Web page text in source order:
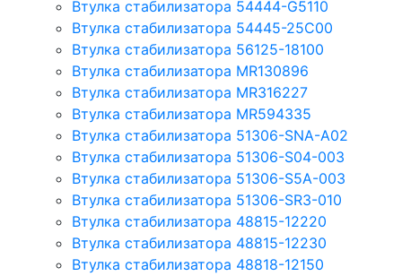
Втулка стабилизатора 54444-G5110
Втулка стабилизатора 54445-25C00
Втулка стабилизатора 56125-18100
Втулка стабилизатора MR130896
Втулка стабилизатора MR316227
Втулка стабилизатора MR594335
Втулка стабилизатора 51306-SNA-A02
Втулка стабилизатора 51306-S04-003
Втулка стабилизатора 51306-S5A-003
Втулка стабилизатора 51306-SR3-010
Втулка стабилизатора 48815-12220
Втулка стабилизатора 48815-12230
Втулка стабилизатора 48818-12150